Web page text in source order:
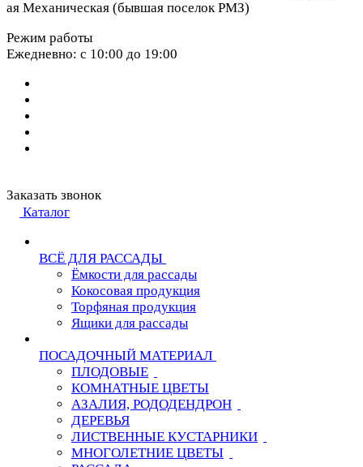
ая Механическая (бывшая поселок РМЗ)
Режим работы
Ежедневно: с 10:00 до 19:00
Заказать звонок
Каталог
ВСЁ ДЛЯ РАССАДЫ
Ёмкости для рассады
Кокосовая продукция
Торфяная продукция
Ящики для рассады
ПОСАДОЧНЫЙ МАТЕРИАЛ
ПЛОДОВЫЕ
КОМНАТНЫЕ ЦВЕТЫ
АЗАЛИЯ, РОДОДЕНДРОН
ДЕРЕВЬЯ
ЛИСТВЕННЫЕ КУСТАРНИКИ
МНОГОЛЕТНИЕ ЦВЕТЫ